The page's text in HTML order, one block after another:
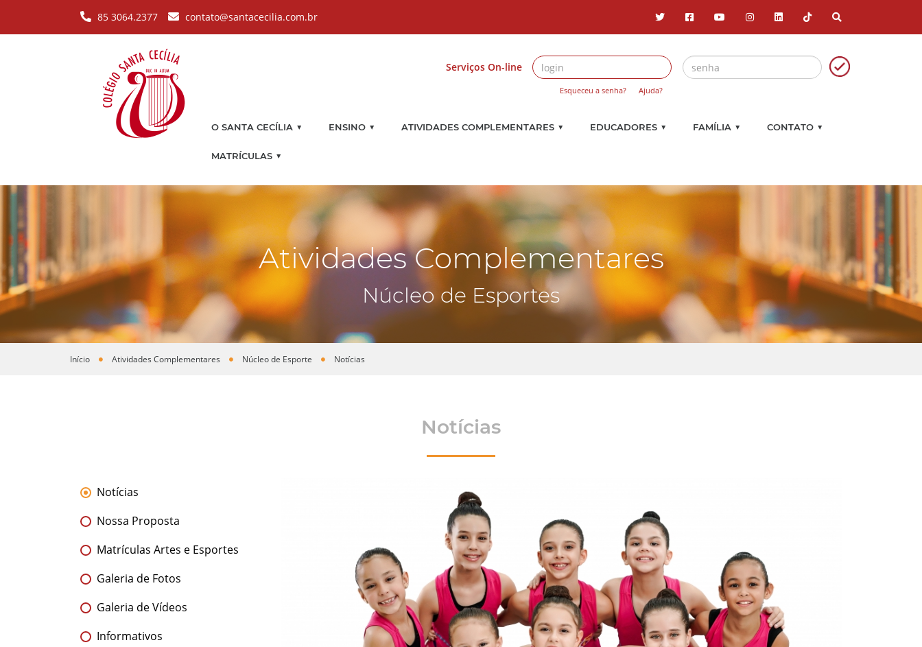
85 3064.2377 contato@santacecilia.com.br
Serviços On-line
Esqueceu a senha? Ajuda?
O SANTA CECÍLIA ▼ ENSINO ▼ ATIVIDADES COMPLEMENTARES ▼ EDUCADORES ▼ FAMÍLIA ▼ CONTATO ▼
MATRÍCULAS ▼
Atividades Complementares
Núcleo de Esportes
Você está aqui
Início Atividades Complementares Núcleo de Esporte Notícias
Notícias
Notícias
Nossa Proposta
Matrículas Artes e Esportes
Galeria de Fotos
Galeria de Vídeos
Informativos